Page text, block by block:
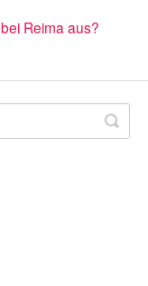
Reima aus?